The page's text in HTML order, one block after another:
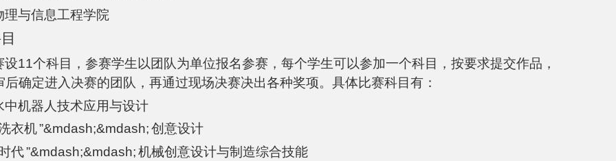
理与信息工程学院
设11个科目，参赛学生以团队为单位报名参赛，每个学生可以参加一个科目，按要求提交作品，
后确定进入决赛的团队，再通过现场决赛决出各种奖项。具体比赛科目有：
中机器人技术应用与设计
衣机”&mdash;&mdash; 创意设计
代”&mdash;&mdash; 机械创意设计与制造综合技能